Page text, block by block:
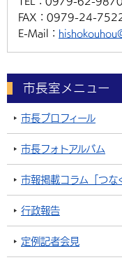
FAX： 0979-24-
E-Mail：
市長室メニュー
市長プロフィール
市長フォトアルバム
市報掲載コラム「つな
行政報告
定例記者会見